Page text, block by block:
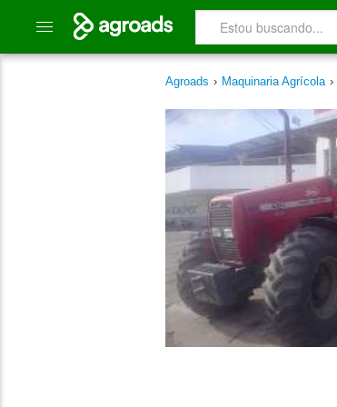
Agroads › Maquinaria Agrícola ›